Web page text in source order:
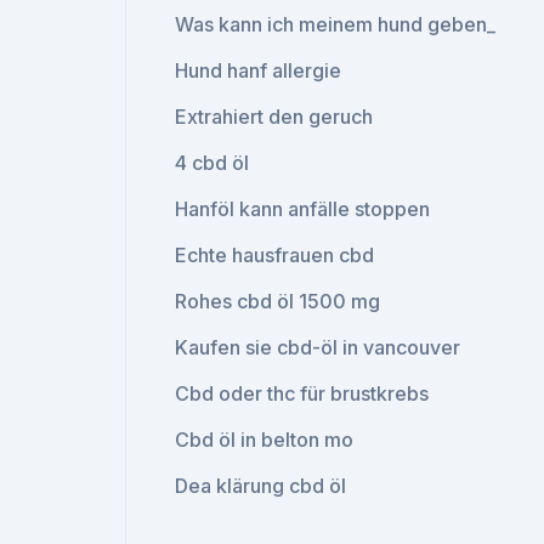
Was kann ich meinem hund geben_
Hund hanf allergie
Extrahiert den geruch
4 cbd öl
Hanföl kann anfälle stoppen
Echte hausfrauen cbd
Rohes cbd öl 1500 mg
Kaufen sie cbd-öl in vancouver
Cbd oder thc für brustkrebs
Cbd öl in belton mo
Dea klärung cbd öl